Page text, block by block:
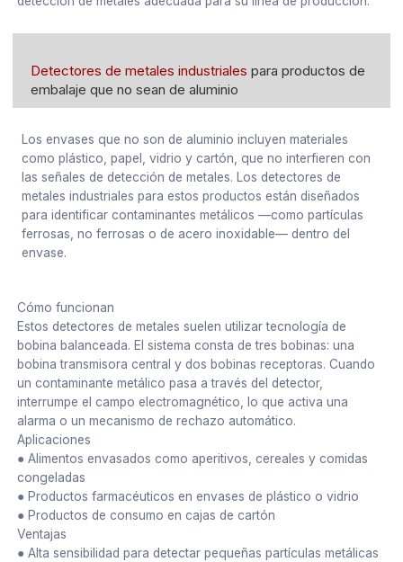
Detectores de metales industriales para productos de
embalaje que no sean de aluminio
Los envases que no son de aluminio incluyen materiales
como plástico, papel, vidrio y cartón, que no interfieren con
las señales de detección de metales. Los detectores de
metales industriales para estos productos están diseñados
para identificar contaminantes metálicos —como partículas
ferrosas, no ferrosas o de acero inoxidable— dentro del
envase.
Cómo funcionan
Estos detectores de metales suelen utilizar tecnología de
bobina balanceada. El sistema consta de tres bobinas: una
bobina transmisora central y dos bobinas receptoras. Cuando
un contaminante metálico pasa a través del detector,
interrumpe el campo electromagnético, lo que activa una
alarma o un mecanismo de rechazo automático.
Aplicaciones
● Alimentos envasados como aperitivos, cereales y comidas
congeladas
● Productos farmacéuticos en envases de plástico o vidrio
● Productos de consumo en cajas de cartón
Ventajas
● Alta sensibilidad para detectar pequeñas partículas metálicas